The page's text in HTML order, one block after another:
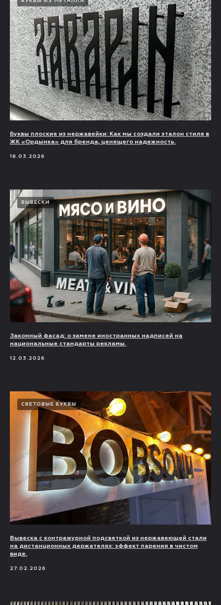
Буквы плоские из нержавейки: Как мы создали эталон стиля в
ЖК «Ордынка» для бренда, ценящего надежность.
18.03.2026
ВЫВЕСКИ
Законный фасад: о замене иностранных надписей на
национальные стандарты рекламы.
12.03.2026
СВЕТОВЫЕ БУКВЫ
Вывеска с контражурной подсветкой из нержавеющей стали
на дистанционных держателях: эффект парения в чистом
виде.
27.02.2026